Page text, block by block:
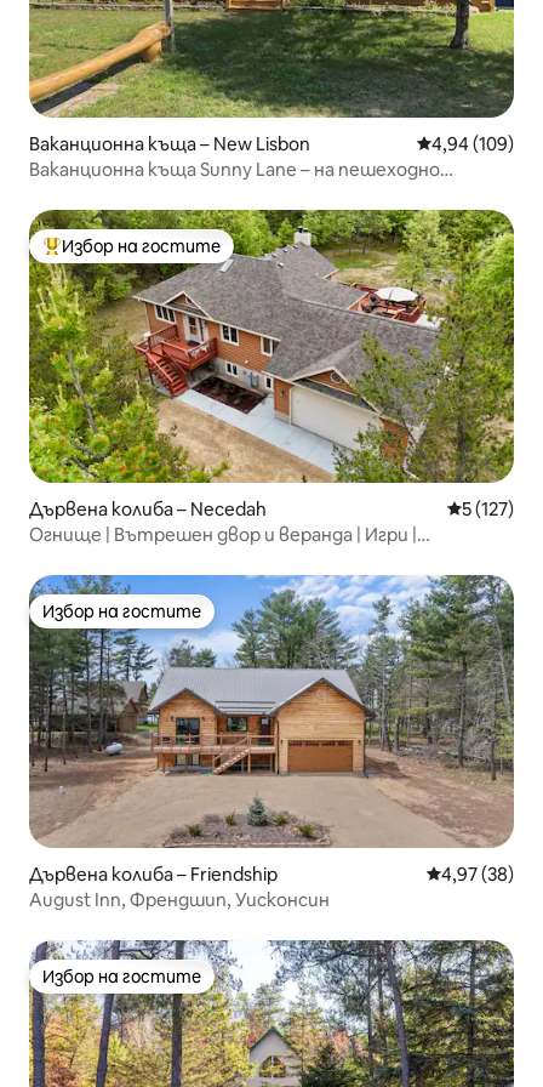
Ваканционна къща – New Lisbon Средна
4,94 (109)
Ваканционна къща Sunny Lane – на пешеходно
Най-популярен избор на гостите
Избор на гостите
Дървена колиба – Necedah Средна
5 (127)
Огнище | Вътрешен двор и веранда | Игри |
Избор на гостите
Избор на гостите
Дървена колиба – Friendship Средна
4,97 (38)
August Inn, Френдшип, Уисконсин
Избор на гостите
Избор на гостите